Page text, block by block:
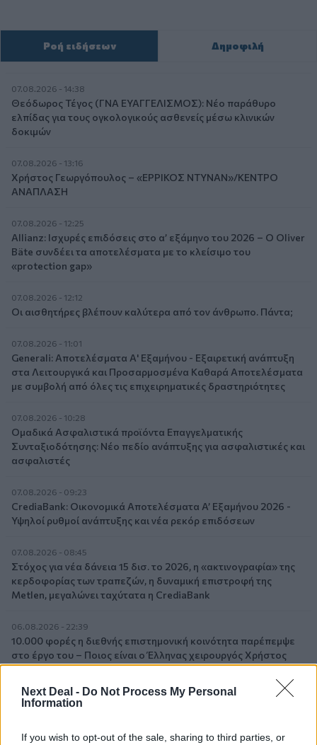
Next Deal - Do Not Process My Personal
Information
If you wish to opt-out of the sale, sharing to third parties, or
Ροή ειδήσεων Δημοφιλή
07.08.2026 - 14:38
Θεόδωρος Τέγος (ΓΝΑ ΕΥΑΓΓΕΛΙΣΜΟΣ): Νέο παράθυρο
ελπίδας για τους ογκολογικούς ασθενείς μέσω κλινικών
δοκιμών
07.08.2026 - 13:16
Χρήστος Γεωργόπουλος – «ΕΡΡΙΚΟΣ ΝΤΥΝΑΝ»/ΚΕΝΤΡΟ
ΑΝΑΠΛΑΣΗ
07.08.2026 - 12:25
Allianz: Ισχυρές επιδόσεις στο α’ εξάμηνο του 2026 – Ο Oliver
Bäte συνδέει τα αποτελέσματα με το κλείσιμο του
«protection gap»
07.08.2026 - 12:12
Οι αισθητήρες βλέπουν καλύτερα από τον άνθρωπο. Πάντα;
07.08.2026 - 11:01
Generali: Αποτελέσματα Α' Εξαμήνου - Εξαιρετική ανάπτυξη
στα Λειτουργικά και Προσαρμοσμένα Καθαρά Αποτελέσματα
με συμβολή από όλες τις επιχειρηματικές δραστηριότητες
07.08.2026 - 10:28
Ομαδικά Ασφαλιστικά προϊόντα Επαγγελματικής
Συνταξιοδότησης: Νέο πεδίο ανάπτυξης για ασφαλιστικές και
ασφαλιστές
07.08.2026 - 09:23
CrediaBank: Οικονομικά Αποτελέσματα A’ Εξαμήνου 2026 -
Υψηλοί ρυθμοί ανάπτυξης και νέα ρεκόρ επιδόσεων
07.08.2026 - 08:45
Στόχος για νέα δάνεια 15 δισ. το 2026, η «ακτινογραφία» της
κερδοφορίας των τραπεζών, η δυναμική επιστροφή της
Metlen, μεγαλώνει ταχύτατα η CrediaBank
06.08.2026 - 22:39
10.000 φορές η διεθνής επιστημονική κοινότητα παρέπεμψε
στο έργο του – Ποιος είναι ο Έλληνας χειρουργός Χρήστος
Κοντοβουνήσιος
06.08.2026 - 14:55